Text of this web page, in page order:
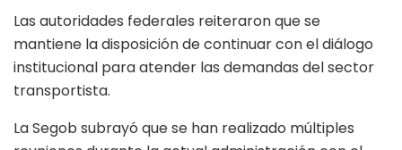
Las autoridades federales reiteraron que se
mantiene la disposición de continuar con el diálogo
institucional para atender las demandas del sector
transportista.
La Segob subrayó que se han realizado múltiples